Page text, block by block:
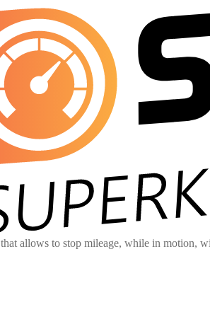
allows to stop mileage, while in motion,